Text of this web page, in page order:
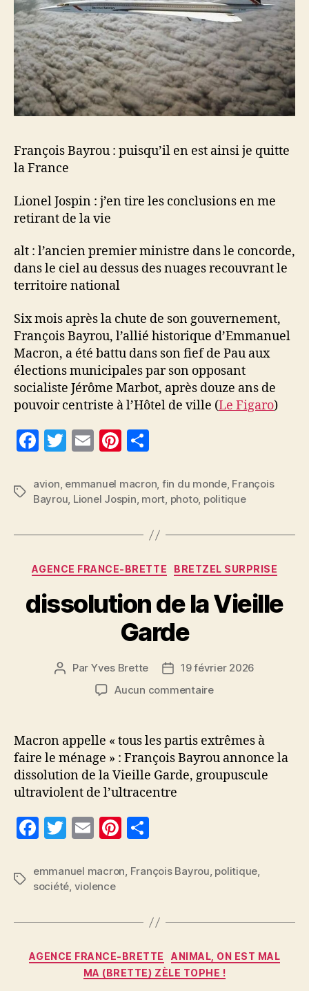
François Bayrou : puisqu’il en est ainsi je quitte
la France
Lionel Jospin : j’en tire les conclusions en me
retirant de la vie
alt : l’ancien premier ministre dans le concorde,
dans le ciel au dessus des nuages recouvrant le
territoire national
Six mois après la chute de son gouvernement,
François Bayrou, l’allié historique d’Emmanuel
Macron, a été battu dans son fief de Pau aux
élections municipales par son opposant
socialiste Jérôme Marbot, après douze ans de
pouvoir centriste à l’Hôtel de ville (Le Figaro)
F
c
e
b
o
k
T
itt
er
E
ai
l
Pi
er
es
t
rt
a
g
Étiquettes
avion, emmanuel macron, fin du monde, François
Bayrou, Lionel Jospin, mort, photo, politique
Catégories
AGENCE FRANCE-BRETTE BRETZEL SURPRISE
dissolution de la Vieille
Garde
Auteur
Par Yves Brette
Date19 février 2026
Aucun commentairesur
la
Garde
Macron appelle « tous les partis extrêmes à
faire le ménage » : François Bayrou annonce la
dissolution de la Vieille Garde, groupuscule
ultraviolent de l’ultracentre
F
c
e
b
o
T
itt
er
E
ai
l
Pi
er
t
rt
g
Étiquettes
emmanuel macron, François Bayrou, politique,
société, violence
Catégories
AGENCE FRANCE-BRETTE
ANIMAL, ON EST MAL
MA (BRETTE) ZÈLE TOPHE !